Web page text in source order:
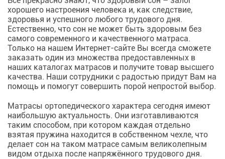
хорошего настроения человека и, как следствие,
здоровья и успешного любого трудового дня.
Естественно, что сон не может быть здоровым без
самого современного и качественного матраса.
Только на нашем Интернет-сайте Вы всегда сможете
заказать один из множества предоставленных в
наших каталогах матрасов и получите товар высшего
качества. Наши сотрудники с радостью придут Вам на
помощь и помогут совершить порой непростой выбор.
Матрасы ортопедического характера сегодня имеют
наибольшую актуальность. Они изготавливаются
таким способом, при котором каждая отдельно
взятая пружина находится в собственном чехле, что
делает сон на таком матрасе самым великолепным
видом отдыха после напряжённого трудового дня.